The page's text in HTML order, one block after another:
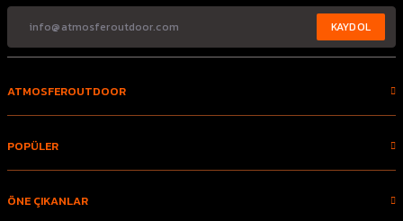
KAYDOL
ATMOSFEROUTDOOR
POPÜLER
ÖNE ÇIKANLAR